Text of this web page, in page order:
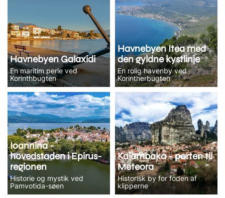
Havnebyen Galaxidi
En maritim perle ved
Korinthbugten
Havnebyen Itea med
den gyldne kystlinje
En rolig havenby ved
Korintherbugten
Ioannina -
hovedstaden i Epirus-
regionen
Historie og mystik ved
Pamvotida-søen
Kalambaka - porten til
Meteora
Historisk by for foden af
klipperne